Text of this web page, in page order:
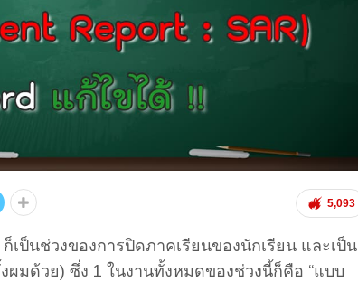
5,093
ป็นช่วงของการปิดภาคเรียนของนักเรียน และเป็น
มด้วย) ซึ่ง 1 ในงานทั้งหมดของช่วงนี้ก็คือ “แบบ